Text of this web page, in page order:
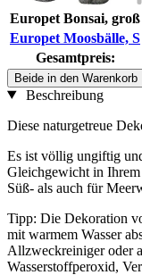
Europet Bonsai, groß
Europet Moosbälle, S
Gesamtpreis:
Beide in den Warenkorb
Beschreibung
Diese naturgetreue
Es ist völlig ungiftig
Gleichgewicht in
Süß- als auch für
Tipp: Die Dekoration
mit warmem Wasser
Allzweckreiniger oder
Wasserstoffperoxid,